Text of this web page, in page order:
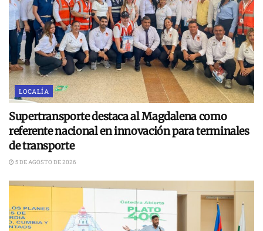
LOCALÍA
Supertransporte destaca al Magdalena como
referente nacional en innovación para terminales
de transporte
5 DE AGOSTO DE 2026